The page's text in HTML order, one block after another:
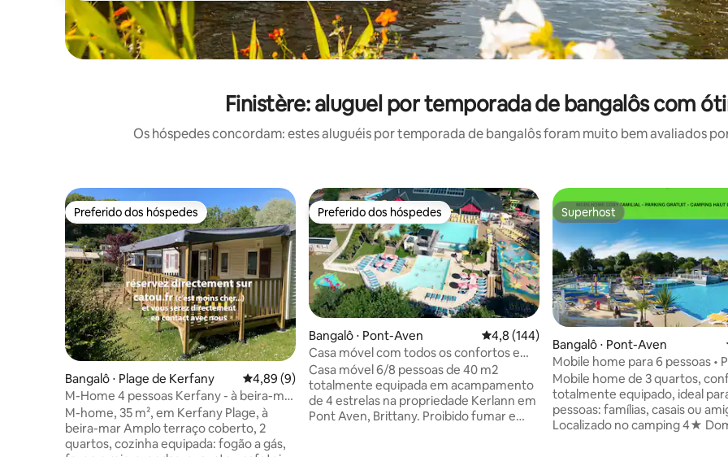
Finistère: aluguel por temporada de bangalôs com
Os hóspedes concordam: estes aluguéis por temporada de bangalôs foram muito bem avaliados
Preferido dos hóspedes
Preferido dos hóspedes
Bangalô ⋅ Plage de Kerfany 4,89 de uma avaliação média de 5, 9 avaliações
4,89 (9)
M-Home 4 pessoas Kerfany - à beira-mar
Finistère Sud
M-home, 35 m², em Kerfany Plage, à
beira-mar Amplo terraço coberto, 2
quartos, cozinha equipada: fogão a gás,
Preferido dos hóspedes
Preferido dos hóspedes
Bangalô ⋅ Pont-Aven 4,8 de uma avaliação média de 5, 144
4,8 (144)
Casa móvel com todos os confortos e
piscina em Pont Aven
Casa móvel 6/8 pessoas de 40 m2
totalmente equipada em acampamento
de 4 estrelas na propriedade Kerlann em
Pont Aven, Brittany. Proibido fumar e
Superhost
Superhost
Bangalô ⋅ Pont-Aven
Mobile home para 6 pessoas •
toboáguas em Pont-Aven
Mobile home de 3 quartos,
totalmente equipado, ideal
pessoas: famílias, casais ou
Localizado no camping 4★